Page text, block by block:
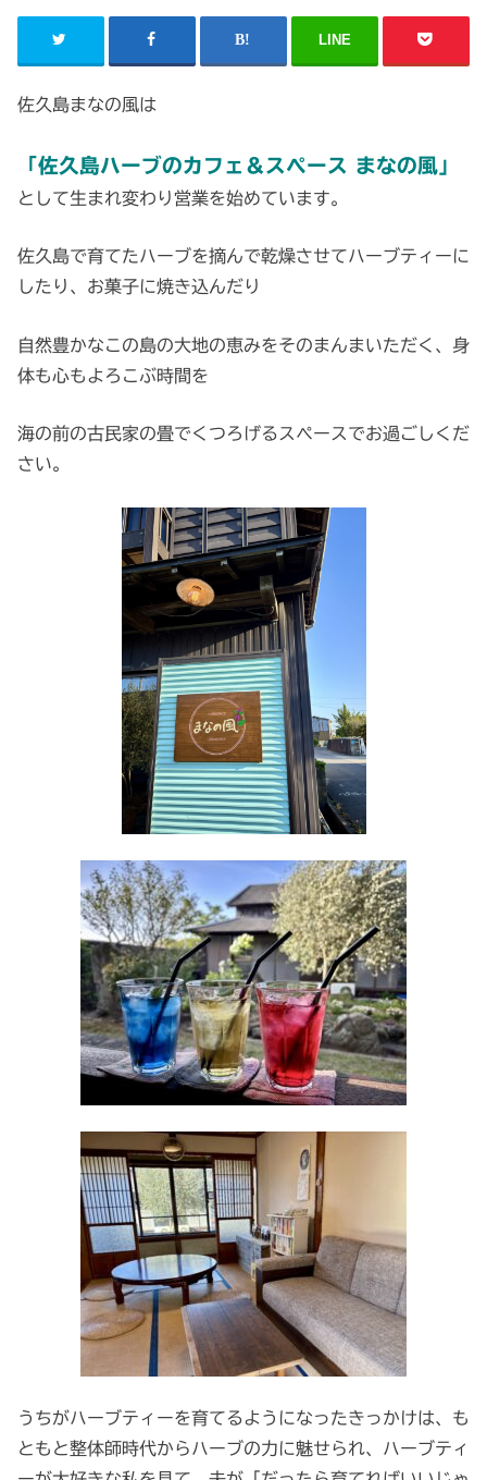
LINE
佐久島まなの風は
「佐久島ハーブのカフェ＆スペース まなの風」
として生まれ変わり営業を始めています。
佐久島で育てたハーブを摘んで乾燥させてハーブティーに
したり、お菓子に焼き込んだり
自然豊かなこの島の大地の恵みをそのまんまいただく、身
体も心もよろこぶ時間を
海の前の古民家の畳でくつろげるスペースでお過ごしくだ
さい。
うちがハーブティーを育てるようになったきっかけは、も
ともと整体師時代からハーブの力に魅せられ、ハーブティ